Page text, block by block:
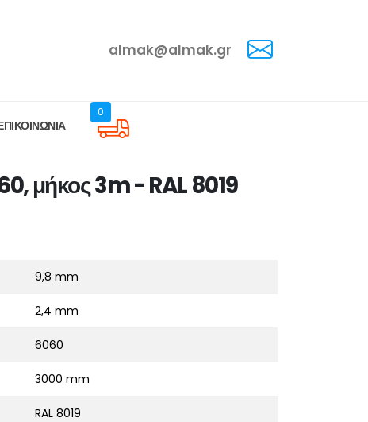
almak@almak.gr
0
μήκος 3m - RAL 8019
9,8 mm
2,4 mm
6060
3000 mm
RAL 8019